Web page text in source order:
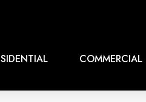
COMMERCIAL